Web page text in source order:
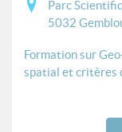
Parc
5032
Formation sur
spatial et critères